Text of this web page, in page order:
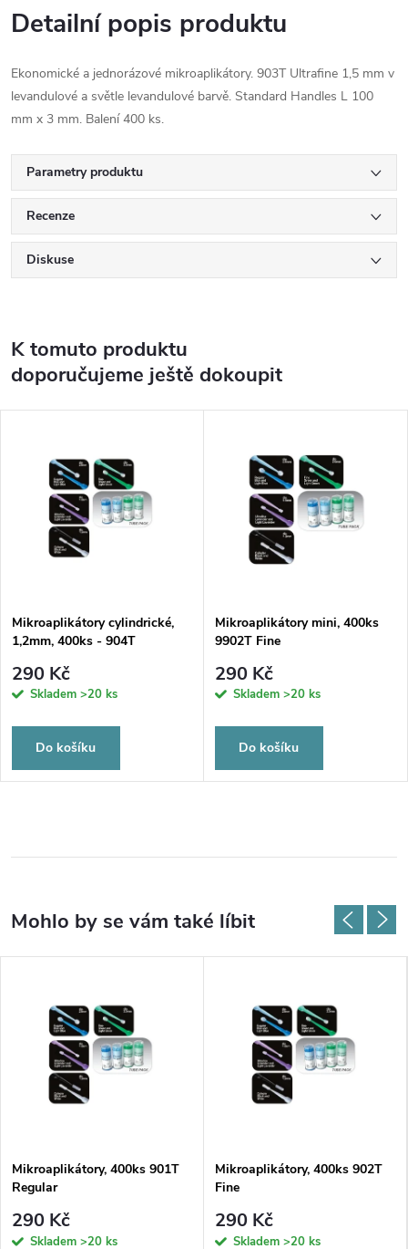
Detailní popis produktu
Ekonomické a jednorázové mikroaplikátory. 903T Ultrafine 1,5 mm v
levandulové a světle levandulové barvě. Standard Handles L 100
mm x 3 mm. Balení 400 ks.
Parametry produktu
Recenze
Diskuse
K tomuto produktu
doporučujeme ještě dokoupit
Mikroaplikátory cylindrické,
1,2mm, 400ks - 904T
290 Kč
Skladem >20 ks
Do košíku
Mikroaplikátory mini, 400ks
9902T Fine
290 Kč
Skladem >20 ks
Do košíku
Mikroaplikátory, 400ks 901T
Regular
290 Kč
Skladem >20 ks
Mikroaplikátory, 400ks 902T
Fine
290 Kč
Skladem >20 ks